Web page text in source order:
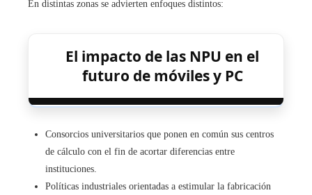
En distintas zonas se advierten enfoques distintos:
El impacto de las NPU en el
futuro de móviles y PC
Consorcios universitarios que ponen en común sus centros
de cálculo con el fin de acortar diferencias entre
instituciones.
Políticas industriales orientadas a estimular la fabricación